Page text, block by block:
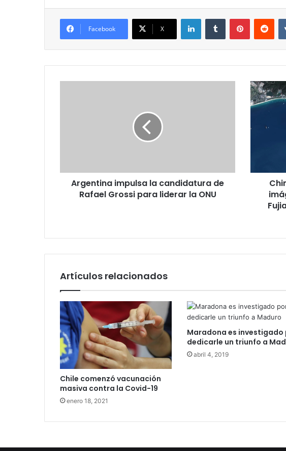
Facebook X
LinkedInTumblr Pinterest
liderar
Argentina impulsa la candidatura de
Rafael Grossi para liderar la ONU
China
mueve
sus
navales:
al
militar
Artículos relacionados
Chile comenzó vacunación
masiva contra la Covid-19
enero 18, 2021
Maradona es investigado
dedicarle un triunfo a
abril 4, 2019